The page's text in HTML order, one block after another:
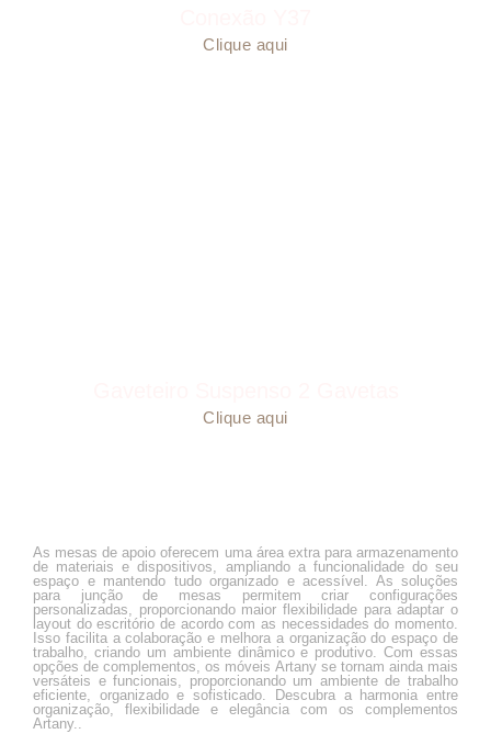
Clique aqui
Clique aqui
As mesas de apoio oferecem uma área extra para armazenamento
de materiais e dispositivos, ampliando a funcionalidade do seu
espaço e mantendo tudo organizado e acessível. As soluções
para junção de mesas permitem criar configurações
personalizadas, proporcionando maior flexibilidade para adaptar o
layout do escritório de acordo com as necessidades do momento.
Isso facilita a colaboração e melhora a organização do espaço de
trabalho, criando um ambiente dinâmico e produtivo. Com essas
opções de complementos, os móveis Artany se tornam ainda mais
versáteis e funcionais, proporcionando um ambiente de trabalho
eficiente, organizado e sofisticado. Descubra a harmonia entre
organização, flexibilidade e elegância com os complementos
Artany..